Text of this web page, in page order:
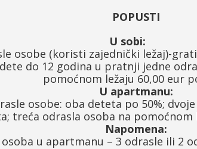
POPUSTI
U sobi:
osobe (koristi zajednički ležaj)-
do 12 godina u pratnji jedne
pomoćnom ležaju 60,00 eur
U apartmanu:
osobe: oba deteta po 50%;
treća odrasla osoba na pomoćnom
Napomena:
u apartmanu – 3 odrasle ili 2